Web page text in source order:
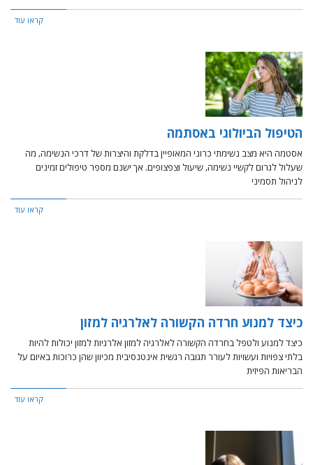
קראו עוד
הטיפול הביולוגי באסתמה
אסטמה היא מצב נשימתי כרוני המאופיין בדלקת והיצרות של דרכי הנשימה, מה
שעלול לגרום לקשיי נשימה, שיעול וצפצופים. אך ישנם מספר טיפולים זמינים
לניהול תסמיני
קראו עוד
כיצד למנוע חרדה הקשורה לאלרגיה למזון
כיצד למנוע ולטפל בחרדה הקשורה לאלרגיה למזון אלרגיות למזון יכולות להיות
בלתי צפויות ועשויות לעורר תגובה רגשית אינטנסיבית מכיוון שהן כרוכות באיום על
הבריאות הפיזית
קראו עוד